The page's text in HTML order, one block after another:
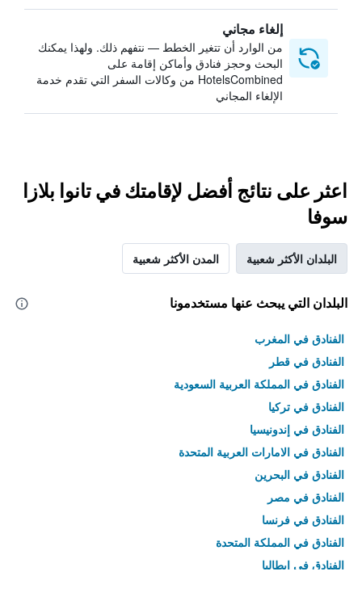
إلغاء مجاني
من الوارد أن تتغير الخطط — نتفهم ذلك. ولهذا يمكنك
البحث وحجز فنادق وأماكن إقامة على
HotelsCombined من وكالات السفر التي تقدم خدمة
الإلغاء المجاني
اعثر على نتائج أفضل لإقامتك في تانوا بلازا
سوفا
البلدان الأكثر شعبية المدن الأكثر شعبية
البلدان التي يبحث عنها مستخدمونا
الفنادق في المغرب
الفنادق في قطر
الفنادق في المملكة العربية السعودية
الفنادق في تركيا
الفنادق في إندونيسيا
الفنادق في الامارات العربية المتحدة
الفنادق في البحرين
الفنادق في مصر
الفنادق في فرنسا
الفنادق في المملكة المتحدة
الفنادق في إيطاليا